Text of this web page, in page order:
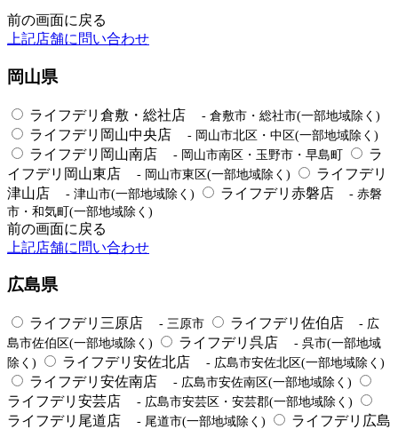
前の画面に戻る
上記店舗に問い合わせ
岡山県
ライフデリ倉敷・総社店 - 倉敷市・総社市(一部地域除く)
ライフデリ岡山中央店 - 岡山市北区・中区(一部地域除く)
ライフデリ岡山南店 - 岡山市南区・玉野市・早島町
ラ
イフデリ岡山東店
- 岡山市東区(一部地域除く)
ライフデリ
津山店
- 津山市(一部地域除く) ライフデリ赤磐店
- 赤磐
市・和気町(一部地域除く)
前の画面に戻る
上記店舗に問い合わせ
広島県
ライフデリ三原店 - 三原市 ライフデリ佐伯店
- 広
島市佐伯区(一部地域除く)
ライフデリ呉店
- 呉市(一部地域
除く)
ライフデリ安佐北店 - 広島市安佐北区(一部地域除く)
ライフデリ安佐南店 - 広島市安佐南区(一部地域除く)
ライフデリ安芸店 - 広島市安芸区・安芸郡(一部地域除く)
ライフデリ尾道店 - 尾道市(一部地域除く)
ライフデリ広島